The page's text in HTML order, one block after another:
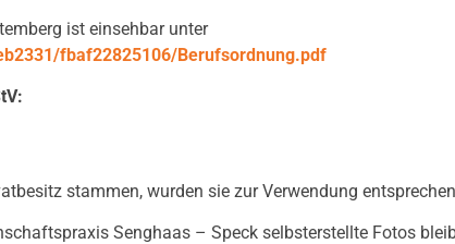
ist einsehbar unter
fbaf22825106/Berufsordnung.pdf
stammen, wurden sie zur Verwendung
Senghaas – Speck selbsterstellte Fotos